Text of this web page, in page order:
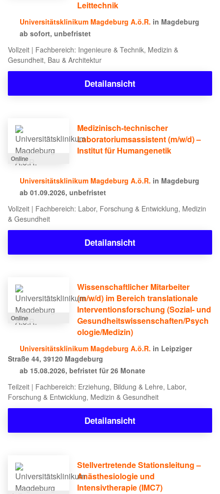
Leittechnik
Universitätsklinikum Magdeburg A.ö.R. in Magdeburg
ab sofort, unbefristet
Vollzeit | Fachbereich: Ingenieure & Technik, Medizin &
Gesundheit, Bau & Architektur
Detailansicht
Online
Medizinisch-technischer
Laboratoriumsassistent (m/w/d) –
Institut für Humangenetik
Universitätsklinikum Magdeburg A.ö.R. in Magdeburg
ab 01.09.2026, unbefristet
Vollzeit | Fachbereich: Labor, Forschung & Entwicklung, Medizin
& Gesundheit
Detailansicht
Online
Wissenschaftlicher Mitarbeiter
(m/w/d) im Bereich translationale
Interventionsforschung (Sozial- und
Gesundheitswissenschaften/Psych
ologie/Medizin)
Universitätsklinikum Magdeburg A.ö.R. in Leipziger
Straße 44, 39120 Magdeburg
ab 15.08.2026, befristet für 26 Monate
Teilzeit | Fachbereich: Erziehung, Bildung & Lehre, Labor,
Forschung & Entwicklung, Medizin & Gesundheit
Detailansicht
Stellvertretende Stationsleitung –
Anästhesiologie und
Intensivtherapie (IMC7)